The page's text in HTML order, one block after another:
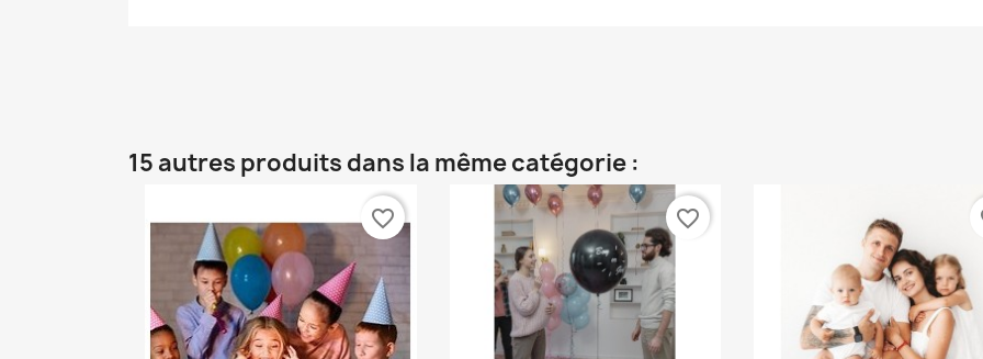
15 autres produits dans la même catégorie :
favorite_border favorite_border